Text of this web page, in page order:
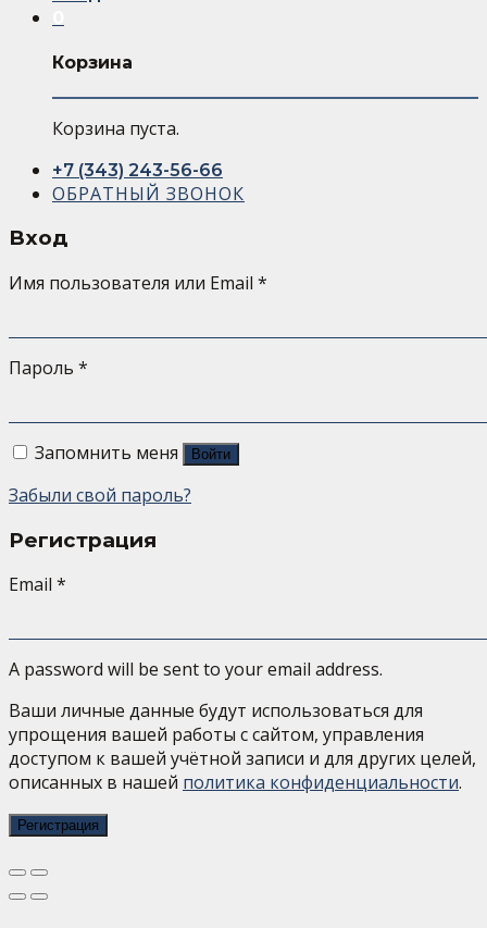
Корзина
Корзина пуста.
+7 (343) 243-56-66
ОБРАТНЫЙ ЗВОНОК
Вход
Имя пользователя или Email *
Пароль *
Запомнить меня Войти
Забыли свой пароль?
Регистрация
Email *
A password will be sent to your email address.
Ваши личные данные будут использоваться для
упрощения вашей работы с сайтом, управления
доступом к вашей учётной записи и для других целей,
описанных в нашей политика конфиденциальности.
Регистрация